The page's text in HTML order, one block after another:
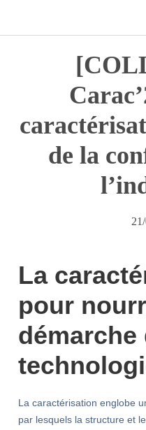
de la
La
pour
démarche
La caractérisation englobe
par lesquels la structure et